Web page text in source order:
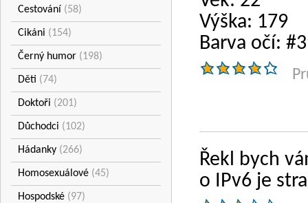
Cestování (58)
Cikáni (154)
Černý humor (198)
Děti (74)
Doktoři (201)
Důchodci (102)
Hádanky (266)
Homosexuálové (45)
Hospodské (97)
Výška: 179
Barva očí:
Řekl bych
o IPv6 je